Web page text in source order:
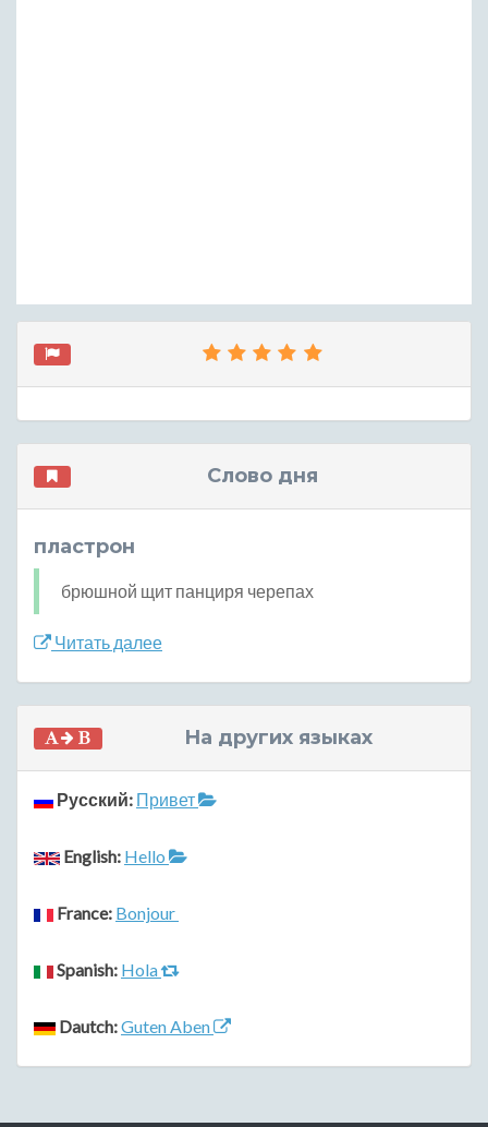
Слово дня
пластрон
брюшной щит панциря черепах
Читать далее
На других языках
Русский: Привет
English: Hello
France: Bonjour
Spanish: Hola
Dautch:Guten Aben